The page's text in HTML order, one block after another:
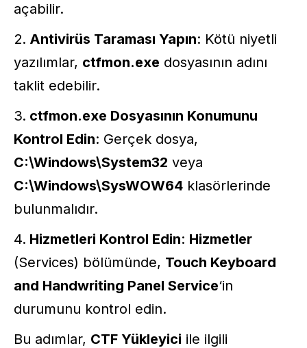
açabilir.
Antivirüs Taraması Yapın: Kötü niyetli
yazılımlar, ctfmon.exe dosyasının adını
taklit edebilir.
ctfmon.exe Dosyasının Konumunu
Kontrol Edin: Gerçek dosya,
C:\Windows\System32 veya
C:\Windows\SysWOW64 klasörlerinde
bulunmalıdır.
Hizmetleri Kontrol Edin: Hizmetler
(Services) bölümünde, Touch Keyboard
and Handwriting Panel Service‘in
durumunu kontrol edin.
Bu adımlar, CTF Yükleyici ile ilgili